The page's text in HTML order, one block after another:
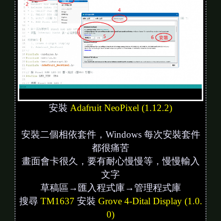
安裝 Adafruit NeoPixel (1.12.2)
安裝二個相依套件，Windows 每次安裝套件
都很痛苦
畫面會卡很久，要有耐心慢慢等，慢慢輸入
文字
草稿區→匯入程式庫→管理程式庫
搜尋 TM1637 安裝 Grove 4-Dital Display (1.0.
0)